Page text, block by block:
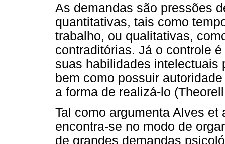
As demandas são pressões
quantitativas, tais como
trabalho, ou qualitativas,
contraditórias. Já o controle
suas habilidades intelectuais
bem como possuir
a forma de realizá-lo
Tal como argumenta Alves
encontra-se no modo de
de grandes demandas